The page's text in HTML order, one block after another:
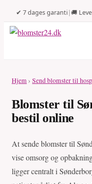
✔ 7 dages garanti|🚚
Hjem› Send blomster til
Blomster til
bestil online
At sende blomster til
vise omsorg og
ligger centralt i